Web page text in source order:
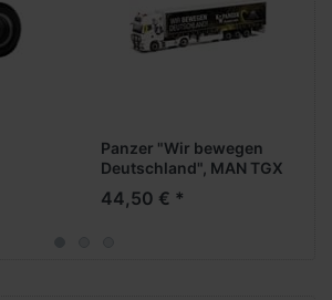
Panzer "Wir bewegen
Deutschland", MAN TGX
GX vvsp. Medi
GardPlAufl. -
44,50 € *